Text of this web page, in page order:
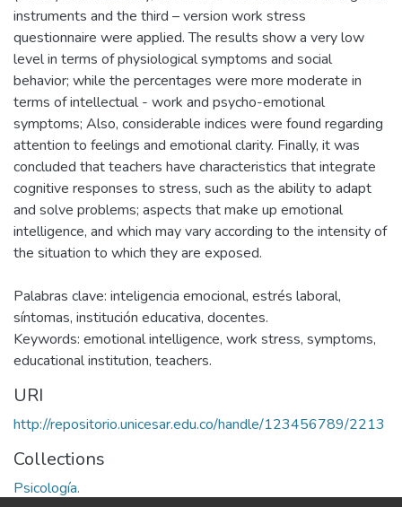
instruments and the third – version work stress
questionnaire were applied. The results show a very low
level in terms of physiological symptoms and social
behavior; while the percentages were more moderate in
terms of intellectual - work and psycho-emotional
symptoms; Also, considerable indices were found regarding
attention to feelings and emotional clarity. Finally, it was
concluded that teachers have characteristics that integrate
cognitive responses to stress, such as the ability to adapt
and solve problems; aspects that make up emotional
intelligence, and which may vary according to the intensity of
the situation to which they are exposed.
Palabras clave: inteligencia emocional, estrés laboral,
síntomas, institución educativa, docentes.
Keywords: emotional intelligence, work stress, symptoms,
educational institution, teachers.
URI
http://repositorio.unicesar.edu.co/handle/123456789/2213
Collections
Psicología.